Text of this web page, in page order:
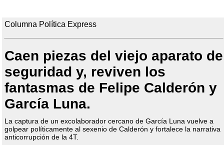
Columna Política Express
Caen piezas del viejo aparato de
seguridad y, reviven los
fantasmas de Felipe Calderón y
García Luna.
La captura de un excolaborador cercano de García Luna vuelve a
golpear políticamente al sexenio de Calderón y fortalece la narrativa
anticorrupción de la 4T.